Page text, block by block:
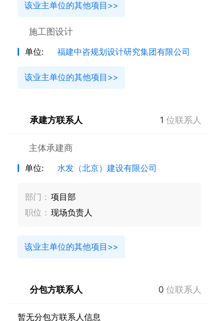
该业主单位的其他项目>>
施工图设计
单位: 福建中咨规划设计研究集团有限公司
该业主单位的其他项目>>
承建方联系人 1 位联系人
主体承建商
单位: 水发（北京）建设有限公司
部门： 项目部
职位： 现场负责人
该业主单位的其他项目>>
分包方联系人 0 位联系人
暂无分包方联系人信息